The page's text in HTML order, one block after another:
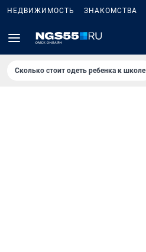
НЕДВИЖИМОСТЬ ЗНАКОМСТВА
Сколько стоит одеть ребенка к школе